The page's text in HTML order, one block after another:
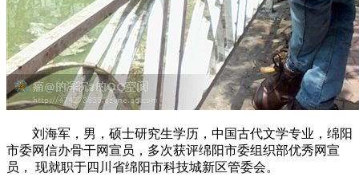
刘海军，男，硕士研究生学历，中国古代文学专业，绵阳
市委网信办骨干网宣员，多次获评绵阳市委组织部优秀网宣
员， 现就职于四川省绵阳市科技城新区管委会。